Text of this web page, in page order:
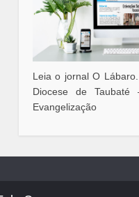
Leia o jornal O
Diocese de
Evangelização